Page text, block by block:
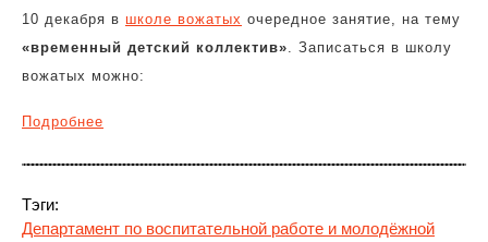
10 декабря в школе вожатых очередное занятие, на тему
«временный детский коллектив». Записаться в школу
вожатых можно:
Подробнее
Тэги:
Департамент по воспитательной работе и молодёжной